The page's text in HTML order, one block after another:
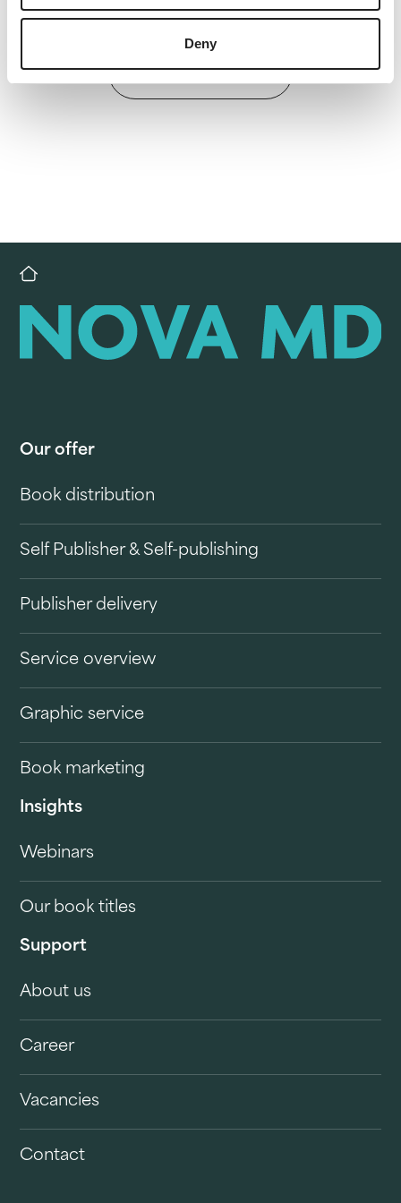
Deny
Back to overview
Our offer
Book distribution
Self Publisher & Self-publishing
Publisher delivery
Service overview
Graphic service
Book marketing
Insights
Webinars
Our book titles
Support
About us
Career
Vacancies
Contact